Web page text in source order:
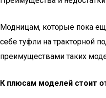
Модницам, которые пока
себе туфли на тракторной
преимуществами таких
К плюсам моделей стоит